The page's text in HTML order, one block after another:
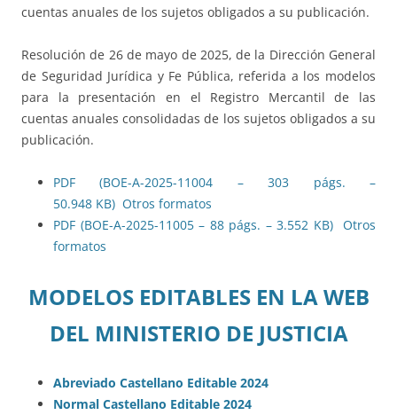
cuentas anuales de los sujetos obligados a su publicación.
Resolución de 26 de mayo de 2025, de la Dirección General
de Seguridad Jurídica y Fe Pública, referida a los modelos
para la presentación en el Registro Mercantil de las
cuentas anuales consolidadas de los sujetos obligados a su
publicación.
PDF (BOE-A-2025-11004 – 303 págs. –
50.948 KB) Otros formatos
PDF (BOE-A-2025-11005 – 88 págs. – 3.552 KB) Otros
formatos
MODELOS EDITABLES EN LA WEB
DEL MINISTERIO DE JUSTICIA
Abreviado Castellano Editable 2024
Normal Castellano Editable 2024